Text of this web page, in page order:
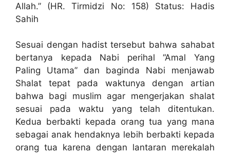
Allah.” (HR. Tirmidzi No: 158) Status: Hadis
Sahih
Sesuai dengan hadist tersebut bahwa sahabat
bertanya kepada Nabi perihal “Amal Yang
Paling Utama” dan baginda Nabi menjawab
Shalat tepat pada waktunya dengan artian
bahwa bagi muslim agar mengerjakan shalat
sesuai pada waktu yang telah ditentukan.
Kedua berbakti kepada orang tua yang mana
sebagai anak hendaknya lebih berbakti kepada
orang tua karena dengan lantaran merekalah